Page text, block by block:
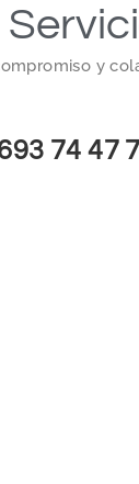
y
74 47